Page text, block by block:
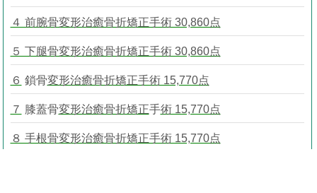
４ 前腕骨変形治癒骨折矯正手術 30,860点
５ 下腿骨変形治癒骨折矯正手術 30,860点
６ 鎖骨変形治癒骨折矯正手術 15,770点
７ 膝蓋骨変形治癒骨折矯正手術 15,770点
８ 手根骨変形治癒骨折矯正手術 15,770点